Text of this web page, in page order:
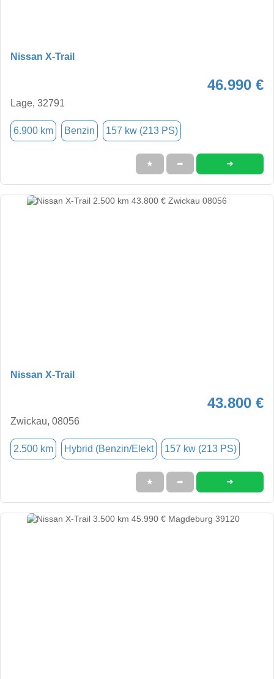
Nissan X-Trail
46.990 €
Lage, 32791
6.900 km Benzin 157 kw (213 PS)
★ ➦ ➜
Nissan X-Trail
43.800 €
Zwickau, 08056
2.500 km Hybrid (Benzin/Elekt 157 kw (213 PS)
★ ➦ ➜